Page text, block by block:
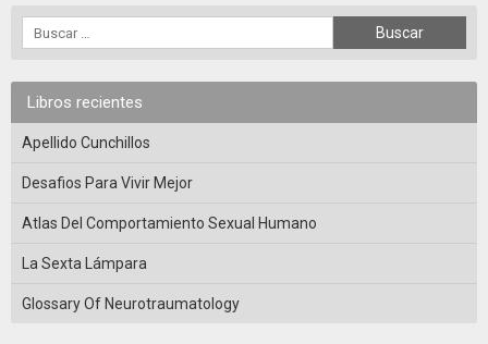
Libros recientes
Apellido Cunchillos
Desafios Para Vivir Mejor
Atlas Del Comportamiento Sexual Humano
La Sexta Lámpara
Glossary Of Neurotraumatology